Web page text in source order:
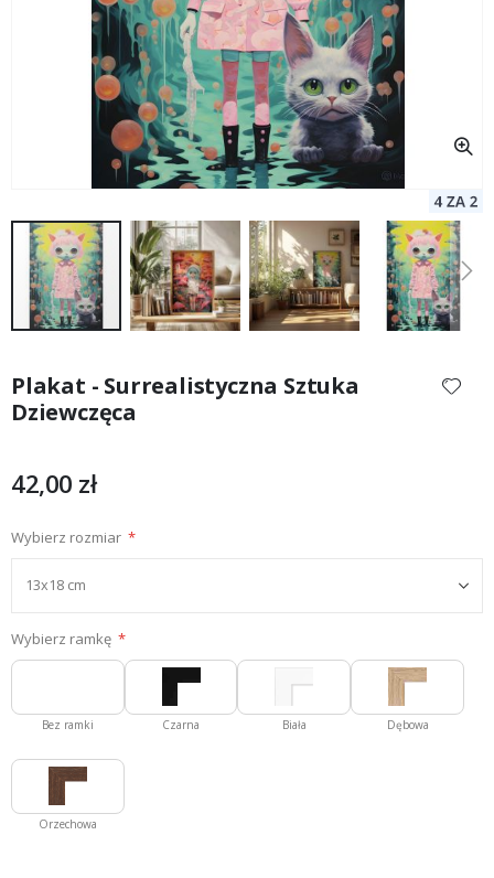
początek
galerii
Plakat - Surrealistyczna Sztuka
Dziewczęca
42,00 zł
Wybierz rozmiar
Wybierz ramkę
Bez ramki Czarna Biała Dębowa
Orzechowa